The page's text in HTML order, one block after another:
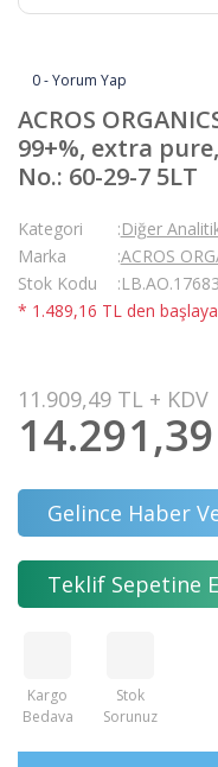
0 - Yorum Yap
ACROS
99+%, extra
No.: 60-29-7 5LT
Kategori
Diğer
Marka
ACROS
Stok Kodu
* 1.489,16 TL den
11.909,49 TL + KDV
Gelince Haber
Teklif Sepetine
Kargo
Bedava
Stok
Sorunuz